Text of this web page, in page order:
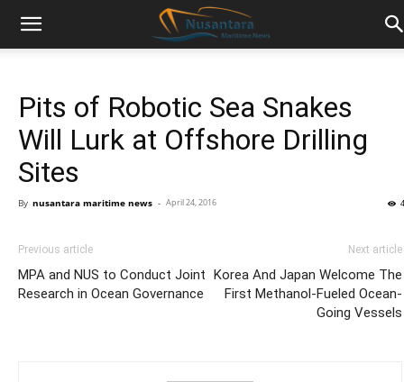
Pits of Robotic Sea Snakes
Will Lurk at Offshore Drilling
Sites
By nusantara maritime news - April 24, 2016
Previous article
MPA and NUS to Conduct Joint
Research in Ocean Governance
Next article
Korea And Japan Welcome The
First Methanol-Fueled Ocean-
Going Vessels